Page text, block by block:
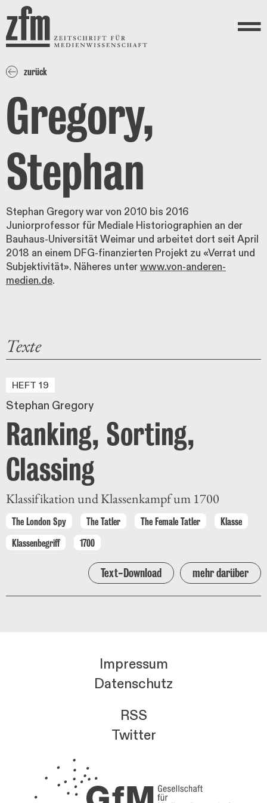
Direkt zum Inhalt
ZEITSCHRIFT FÜR
MEDIENWISSENSCHAFT
Menü
zurück
Gregory,
Stephan
Stephan Gregory war von 2010 bis 2016
Juniorprofessor für Mediale Historiographien an der
Bauhaus-Universität Weimar und arbeitet dort seit April
2018 an einem DFG-finanzierten Projekt zu «Verrat und
Subjektivität». Näheres unterwww.von-anderen-
medien.de.
Texte
HEFT 19
Stephan Gregory
Ranking, Sorting,
Classing
Klassifikation und Klassenkampf um 1700
The London Spy The Tatler The Female Tatler
Klasse
Klassenbegriff
1700
Text-Download mehr darüber
Impressum
Datenschutz
RSS
Twitter